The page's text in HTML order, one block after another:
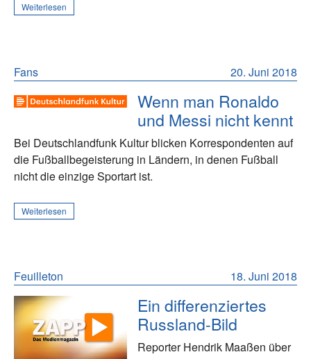
Weiterlesen
20. Juni 2018
Fans
Wenn man Ronaldo
und Messi nicht kennt
Bei Deutschlandfunk Kultur blicken Korrespondenten auf
die Fußballbegeisterung in Ländern, in denen Fußball
nicht die einzige Sportart ist.
Weiterlesen
18. Juni 2018
Feuilleton
Ein differenziertes
Russland-Bild
Reporter Hendrik Maaßen über